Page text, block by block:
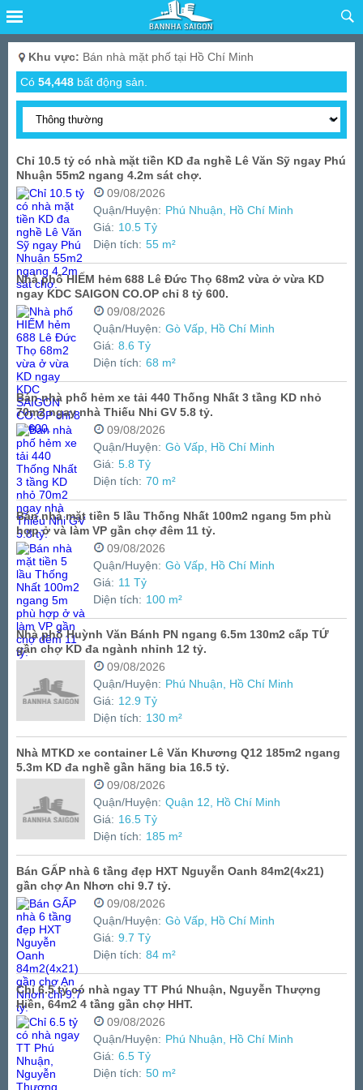
Khu vực: Bán nhà mặt phố tại Hồ Chí Minh
Có 54,448 bất động sản.
Chỉ 10.5 tỷ có nhà mặt tiền KD đa nghề Lê Văn Sỹ ngay Phú
Nhuận 55m2 ngang 4.2m sát chợ.
09/08/2026
Quận/Huyện: Phú Nhuận, Hồ Chí Minh
Giá: 10.5 Tỷ
Diện tích: 55 m²
Nhà phố HIẾM hẻm 688 Lê Đức Thọ 68m2 vừa ở vừa KD
ngay KDC SAIGON CO.OP chỉ 8 tỷ 600.
09/08/2026
Quận/Huyện: Gò Vấp, Hồ Chí Minh
Giá: 8.6 Tỷ
Diện tích: 68 m²
Bán nhà phố hẻm xe tải 440 Thống Nhất 3 tầng KD nhỏ
70m2 ngay nhà Thiếu Nhi GV 5.8 tỷ.
09/08/2026
Quận/Huyện: Gò Vấp, Hồ Chí Minh
Giá: 5.8 Tỷ
Diện tích: 70 m²
Bán nhà mặt tiền 5 lầu Thống Nhất 100m2 ngang 5m phù
hợp ở và làm VP gần chợ đêm 11 tỷ.
09/08/2026
Quận/Huyện: Gò Vấp, Hồ Chí Minh
Giá: 11 Tỷ
Diện tích: 100 m²
Nhà phố Huỳnh Văn Bánh PN ngang 6.5m 130m2 cấp TỨ
gần chợ KD đa ngành nhỉnh 12 tỷ.
09/08/2026
Quận/Huyện: Phú Nhuận, Hồ Chí Minh
Giá: 12.9 Tỷ
Diện tích: 130 m²
Nhà MTKD xe container Lê Văn Khương Q12 185m2 ngang
5.3m KD đa nghề gần hãng bia 16.5 tỷ.
09/08/2026
Quận/Huyện: Quận 12, Hồ Chí Minh
Giá: 16.5 Tỷ
Diện tích: 185 m²
Bán GẤP nhà 6 tầng đẹp HXT Nguyễn Oanh 84m2(4x21)
gần chợ An Nhơn chỉ 9.7 tỷ.
09/08/2026
Quận/Huyện: Gò Vấp, Hồ Chí Minh
Giá: 9.7 Tỷ
Diện tích: 84 m²
Chỉ 6.5 tỷ có nhà ngay TT Phú Nhuận, Nguyễn Thượng
Hiền, 64m2 4 tầng gần chợ HHT.
09/08/2026
Quận/Huyện: Phú Nhuận, Hồ Chí Minh
Giá: 6.5 Tỷ
Diện tích: 50 m²